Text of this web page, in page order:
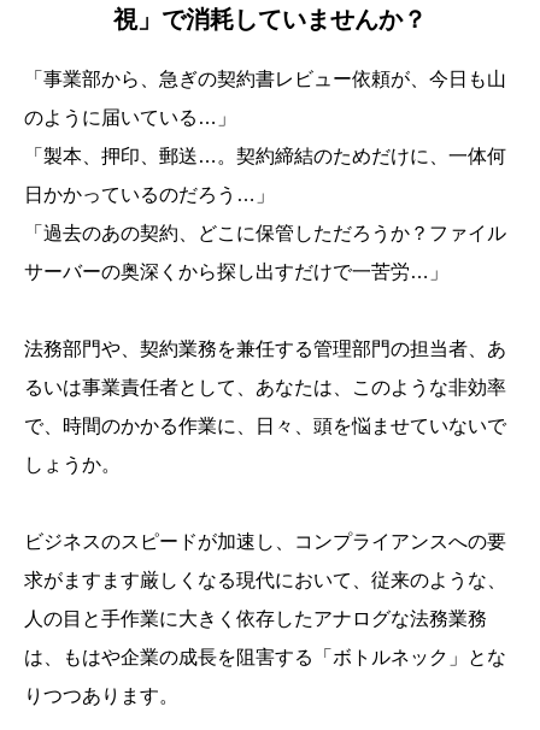
視」で消耗していませんか？
「事業部から、急ぎの契約書レビュー依頼が、今日も山
のように届いている…」
「製本、押印、郵送…。契約締結のためだけに、一体何
日かかっているのだろう…」
「過去のあの契約、どこに保管しただろうか？ファイル
サーバーの奥深くから探し出すだけで一苦労…」
法務部門や、契約業務を兼任する管理部門の担当者、あ
るいは事業責任者として、あなたは、このような非効率
で、時間のかかる作業に、日々、頭を悩ませていないで
しょうか。
ビジネスのスピードが加速し、コンプライアンスへの要
求がますます厳しくなる現代において、従来のような、
人の目と手作業に大きく依存したアナログな法務業務
は、もはや企業の成長を阻害する「ボトルネック」とな
りつつあります。